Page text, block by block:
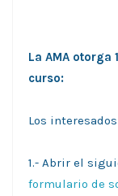
La AMA otorga
curso:
Los
1.- Abrir el
formulario de